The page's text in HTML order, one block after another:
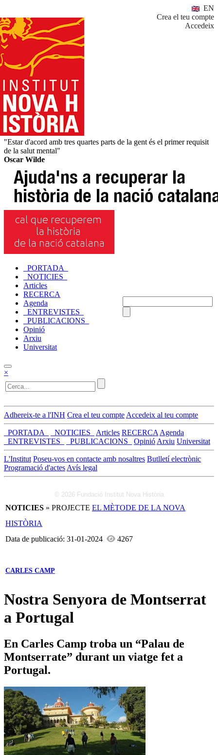
EN
Crea el teu compte
Accedeix
"Estar d'acord amb tres quartes parts de la gent és el primer requisit
de la salut mental"
Oscar Wilde
_PORTADA_
_NOTICIES_
Articles
RECERCA
Agenda
_ENTREVISTES_
_PUBLICACIONS_
Opinió
Arxiu
Universitat
×
Adhereix-te a l'INH Crea el teu compte Accedeix al teu compte
_PORTADA_ _NOTICIES_ Articles RECERCA Agenda
_ENTREVISTES_
_PUBLICACIONS_ Opinió Arxiu Universitat
L'Institut Poseu-vos en contacte amb nosaltres Butlletí electrònic
Programació d'actes Avís legal
© 2026 Fundació Institut Nova Història
NOTICIES » PROJECTE EL MÈTODE DE LA NOVA
HISTÒRIA
Data de publicació: 31-01-2024
4267
CARLES CAMP
Nostra Senyora de Montserrat
a Portugal
En Carles Camp troba un “Palau de
Montserrate” durant un viatge fet a
Portugal.